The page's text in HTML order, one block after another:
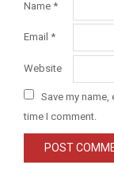
Name *
Email *
Website
Save my
time I comment.